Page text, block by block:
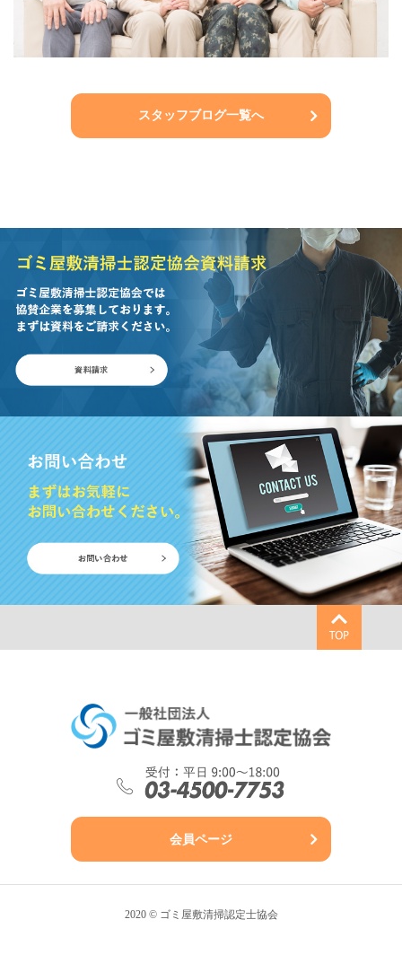
スタッフブログ一覧へ
会員ページ
2020 © ゴミ屋敷清掃認定士協会